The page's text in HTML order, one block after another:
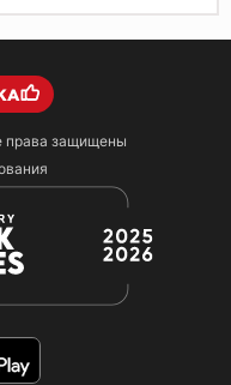
права защищены